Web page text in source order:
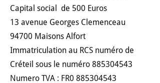
Capital social de 500 Euros
13 avenue Georges Clemenceau
94700 Maisons Alfort
Immatriculation au RCS numéro de
Créteil sous le numéro 885304543
Numero TVA : FR0 885304543